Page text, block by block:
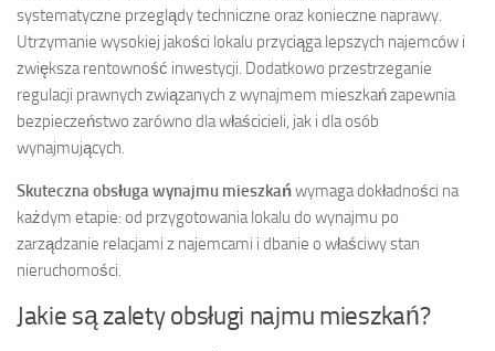
systematyczne przeglądy techniczne oraz konieczne naprawy.
Utrzymanie wysokiej jakości lokalu przyciąga lepszych najemców i
zwiększa rentowność inwestycji. Dodatkowo przestrzeganie
regulacji prawnych związanych z wynajmem mieszkań zapewnia
bezpieczeństwo zarówno dla właścicieli, jak i dla osób
wynajmujących.
Skuteczna obsługa wynajmu mieszkańwymaga dokładności na
każdym etapie: od przygotowania lokalu do wynajmu po
zarządzanie relacjami z najemcami i dbanie o właściwy stan
nieruchomości.
Jakie są zalety obsługi najmu mieszkań?